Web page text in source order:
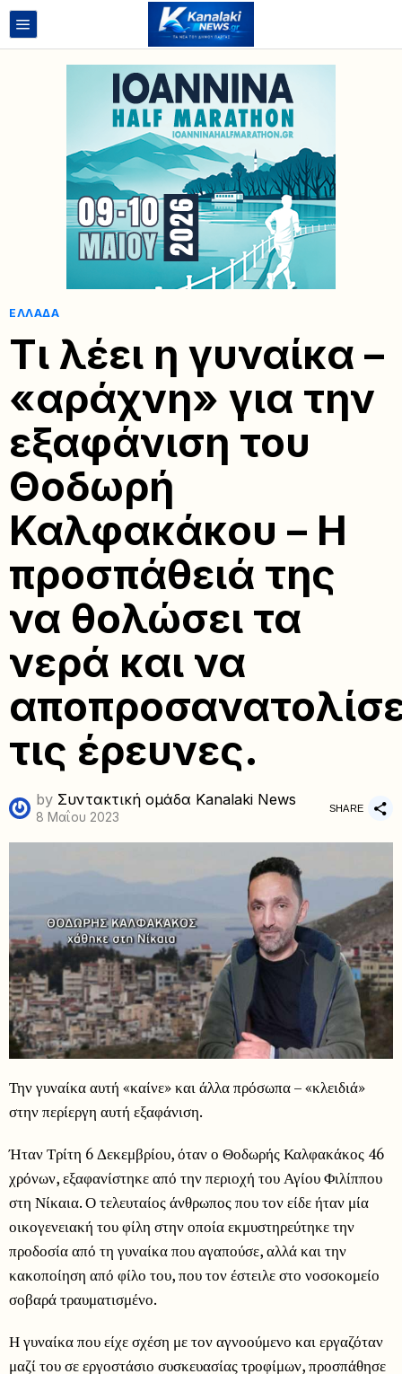
ΕΛΛΆΔΑ
Τι λέει η γυναίκα –
«αράχνη» για την
εξαφάνιση του
Θοδωρή
Καλφακάκου – Η
προσπάθειά της
να θολώσει τα
νερά και να
τις έρευνες.
by Συντακτική ομάδα Kanalaki News
8 Μαΐου 2023
SHARE
Την γυναίκα αυτή «καίνε» και άλλα πρόσωπα – «κλειδιά»
στην περίεργη αυτή εξαφάνιση.
Ήταν Τρίτη 6 Δεκεμβρίου, όταν ο Θοδωρής Καλφακάκος 46
χρόνων, εξαφανίστηκε από την περιοχή του Αγίου Φιλίππου
στη Νίκαια. Ο τελευταίος άνθρωπος που τον είδε ήταν μία
οικογενειακή του φίλη στην οποία εκμυστηρεύτηκε την
προδοσία από τη γυναίκα που αγαπούσε, αλλά και την
κακοποίηση από φίλο του, που τον έστειλε στο νοσοκομείο
σοβαρά τραυματισμένο.
Η γυναίκα που είχε σχέση με τον αγνοούμενο και εργαζόταν
μαζί του σε εργοστάσιο συσκευασίας τροφίμων, προσπάθησε